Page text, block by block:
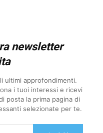
newsletter
ultimi approfondimenti.
i tuoi interessi e ricevi
posta la prima pagina di
selezionate per te.